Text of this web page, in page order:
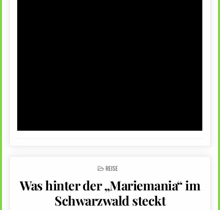
POSTED
REISE
Was hinter der „Mariemania“ im
Schwarzwald steckt